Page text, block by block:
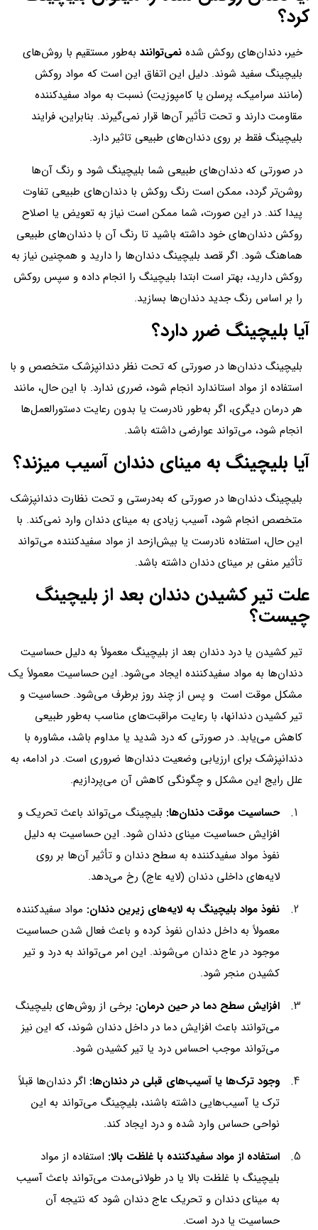
کرد؟
خیر، دندان‌های روکش شده نمی‌توانند به‌طور مستقیم با روش‌های
بلیچینگ سفید شوند. دلیل این اتفاق این است که مواد روکش
(مانند سرامیک، پرسلن یا کامپوزیت) نسبت به مواد سفیدکننده
مقاومت دارند و تحت تأثیر آن‌ها قرار نمی‌گیرند. بنابراین، فرایند
بلیچینگ فقط بر روی دندان‌های طبیعی تاثیر دارد.
در صورتی که دندان‌های طبیعی شما بلیچینگ شود و رنگ آن‌ها
روشن‌تر گردد، ممکن است رنگ روکش با دندان‌های طبیعی تفاوت
پیدا کند. در این صورت، شما ممکن است نیاز به تعویض یا اصلاح
روکش دندان‌های خود داشته باشید تا رنگ آن با دندان‌های طبیعی
هماهنگ شود. اگر قصد بلیچینگ دندان‌ها را دارید و همچنین نیاز به
روکش دارید، بهتر است ابتدا بلیچینگ را انجام داده و سپس روکش
را بر اساس رنگ جدید دندان‌ها بسازید.
آیا بلیچینگ ضرر دارد؟
بلیچینگ دندان‌ها در صورتی که تحت نظر دندانپزشک متخصص و با
استفاده از مواد استاندارد انجام شود، ضرری ندارد. با این حال، مانند
هر درمان دیگری، اگر به‌طور نادرست یا بدون رعایت دستورالعمل‌ها
انجام شود، می‌تواند عوارضی داشته باشد.
آیا بلیچینگ به مینای دندان آسیب میزند؟
بلیچینگ دندان‌ها در صورتی که به‌درستی و تحت نظارت دندانپزشک
متخصص انجام شود، آسیب زیادی به مینای دندان وارد نمی‌کند. با
این حال، استفاده نادرست یا بیش‌ازحد از مواد سفیدکننده می‌تواند
تأثیر منفی بر مینای دندان داشته باشد.
علت تیر کشیدن دندان بعد از بلیچینگ
چیست؟
تیر کشیدن یا درد دندان بعد از بلیچینگ معمولاً به دلیل حساسیت
دندان‌ها به مواد سفیدکننده ایجاد می‌شود. این حساسیت معمولاً یک
مشکل موقت است و پس از چند روز برطرف می‌شود. حساسیت و
تیر کشیدن دندان‎ها، با رعایت مراقبت‌های مناسب به‌طور طبیعی
کاهش می‌یابد. در صورتی که درد شدید یا مداوم باشد، مشاوره با
دندانپزشک برای ارزیابی وضعیت دندان‌ها ضروری است. در ادامه، به
علل رایج این مشکل و چگونگی کاهش آن می‌پردازیم.
حساسیت موقت دندان‌ها: بلیچینگ می‌تواند باعث تحریک و
افزایش حساسیت مینای دندان شود. این حساسیت به دلیل
نفوذ مواد سفیدکننده به سطح دندان و تأثیر آن‌ها بر روی
لایه‌های داخلی دندان (لایه عاج) رخ می‌دهد.
نفوذ مواد بلیچینگ به لایه‌های زیرین دندان: مواد سفیدکننده
معمولاً به داخل دندان نفوذ کرده و باعث فعال شدن حساسیت
موجود در عاج دندان می‌شوند. این امر می‌تواند به درد و تیر
کشیدن منجر شود.
افزایش سطح دما در حین درمان: برخی از روش‌های بلیچینگ
می‌توانند باعث افزایش دما در داخل دندان شوند، که این نیز
می‌تواند موجب احساس درد یا تیر کشیدن شود.
وجود ترک‌ها یا آسیب‌های قبلی در دندان‌ها: اگر دندان‌ها قبلاً
ترک یا آسیب‌هایی داشته باشند، بلیچینگ می‌تواند به این
نواحی حساس وارد شده و درد ایجاد کند.
استفاده از مواد سفیدکننده با غلظت بالا: استفاده از مواد
بلیچینگ با غلظت بالا یا در طولانی‌مدت می‌تواند باعث آسیب
به مینای دندان و تحریک عاج دندان شود که نتیجه آن
حساسیت یا درد است.